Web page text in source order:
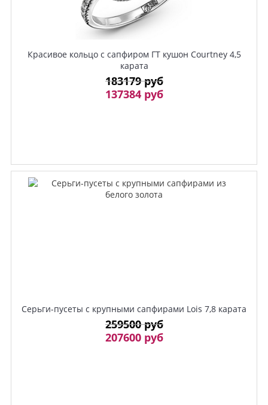
Красивое кольцо с сапфиром ГТ кушон Courtney 4,5
карата
183179 руб
137384 руб
Серьги-пусеты c крупными сапфирами Lois 7,8 карата
259500 руб
207600 руб